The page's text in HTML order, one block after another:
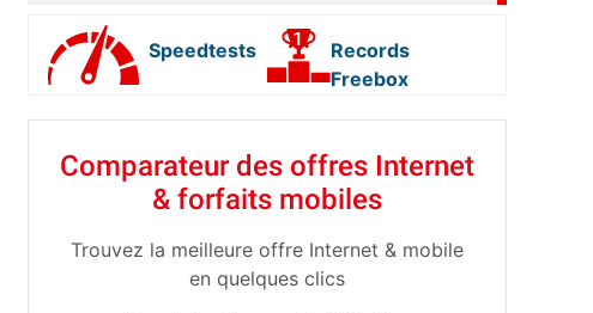
Speedtests
Records
Freebox
Comparateur des offres Internet
& forfaits mobiles
Trouvez la meilleure offre Internet & mobile
en quelques clics